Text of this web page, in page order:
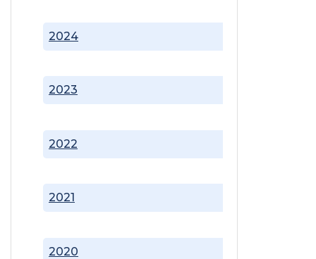
2020
2021
2022
2023
2024